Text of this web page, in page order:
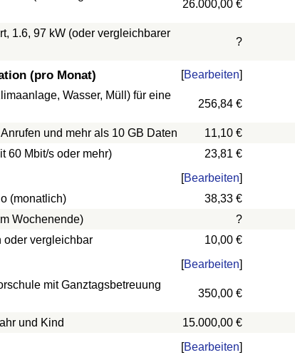
26.000,00 €
1.6, 97 kW (oder vergleichbarer
?
(pro Monat) [Bearbeiten]
Wasser, Müll) für eine
256,84 €
und mehr als 10 GB Daten 11,10 €
60 Mbit/s oder mehr) 23,81 €
[Bearbeiten]
(monatlich)
38,33 €
Wochenende)
?
oder vergleichbar
10,00 €
[Bearbeiten]
mit Ganztagsbetreuung
350,00 €
und Kind 15.000,00 €
[Bearbeiten]